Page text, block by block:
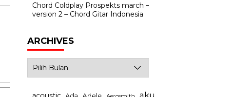
Chord Coldplay Prospekts march –
version 2 – Chord Gitar Indonesia
ARCHIVES
Ada Adele aku